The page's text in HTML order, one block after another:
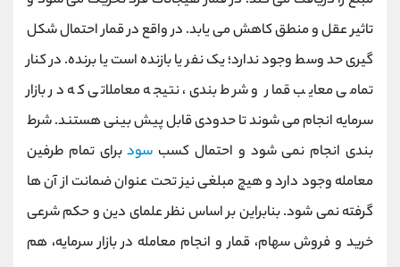
تاثیر عقل و منطق کاهش می یابد. در واقع در قمار احتمال شکل
گیری حد وسط وجود ندارد؛ یک نفر یا بازنده است یا برنده. در کنار
تمامی معایب قمار و شرط بندی، نتیجه معاملاتی که در بازار
سرمایه انجام می شوند تا حدودی قابل پیش بینی هستند. شرط
بندی انجام نمی شود و احتمال کسب سودبرای تمام طرفین
معامله وجود دارد و هیچ مبلغی نیز تحت عنوان ضمانت از آن ها
گرفته نمی شود. بنابراین بر اساس نظر علمای دین و حکم شرعی
خرید و فروش سهام، قمار و انجام معامله در بازار سرمایه، هم